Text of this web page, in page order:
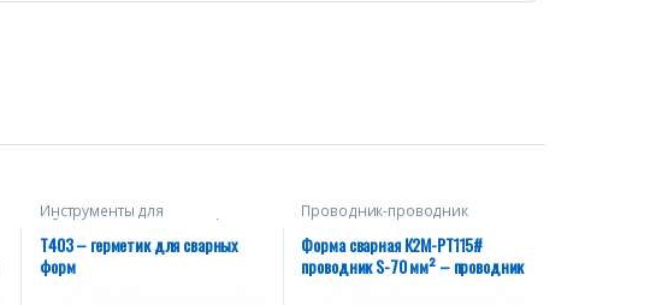
Инструменты для
обслуживания сварных форм
T403 – герметик для сварных
форм
Проводник-проводник
Форма сварная К2М-PT115#
проводник S-70 мм² – проводник